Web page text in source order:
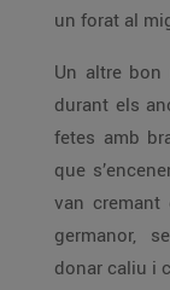
un forat al
Un altre bon
durant els
fetes amb
que
van
germanor,
donar caliu i